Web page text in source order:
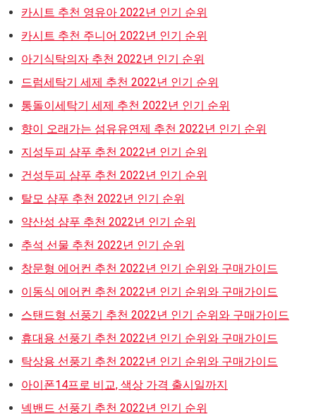
카시트 추천 영유아 2022년 인기 순위
카시트 추천 주니어 2022년 인기 순위
아기식탁의자 추천 2022년 인기 순위
드럼세탁기 세제 추천 2022년 인기 순위
통돌이세탁기 세제 추천 2022년 인기 순위
향이 오래가는 섬유유연제 추천 2022년 인기 순위
지성두피 샴푸 추천 2022년 인기 순위
건성두피 샴푸 추천 2022년 인기 순위
탈모 샴푸 추천 2022년 인기 순위
약산성 샴푸 추천 2022년 인기 순위
추석 선물 추천 2022년 인기 순위
창문형 에어컨 추천 2022년 인기 순위와 구매가이드
이동식 에어컨 추천 2022년 인기 순위와 구매가이드
스탠드형 선풍기 추천 2022년 인기 순위와 구매가이드
휴대용 선풍기 추천 2022년 인기 순위와 구매가이드
탁상용 선풍기 추천 2022년 인기 순위와 구매가이드
아이폰14프로 비교, 색상 가격 출시일까지
넥밴드 선풍기 추천 2022년 인기 순위